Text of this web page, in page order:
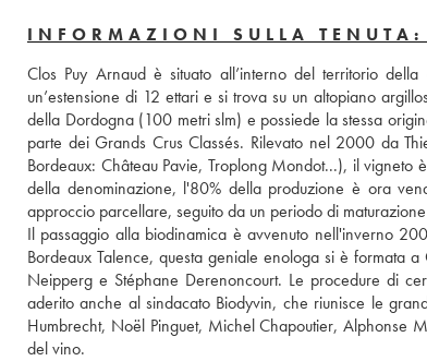
INFORMAZIONI SULLA TENUTA:
Clos Puy Arnaud è situato all’interno del territorio
un’estensione di 12 ettari e si trova su un altopiano
della Dordogna (100 metri slm) e possiede la stessa
parte dei Grands Crus Classés. Rilevato nel 2000 da
Bordeaux: Château Pavie, Troplong Mondot...), il
della denominazione, l'80% della produzione è ora
approccio parcellare, seguito da un periodo di
Il passaggio alla biodinamica è avvenuto nell'inverno
Bordeaux Talence, questa geniale enologa si è formata
Neipperg e Stéphane Derenoncourt. Le procedure di
aderito anche al sindacato Biodyvin, che riunisce le
Humbrecht, Noël Pinguet, Michel Chapoutier, Alphonse
del vino.